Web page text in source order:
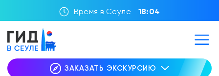
Время в Сеуле 18:04
ЗАКАЗАТЬ ЭКСКУРСИЮ